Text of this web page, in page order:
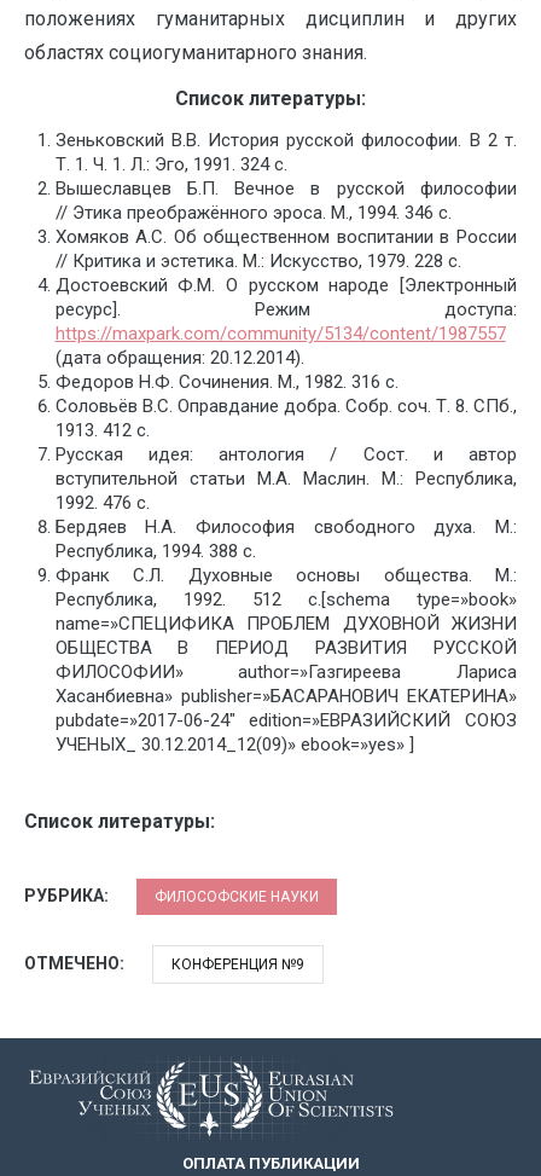
положениях гуманитарных дисциплин и других
областях социогуманитарного знания.
Список литературы:
Зеньковский В.В. История русской философии. В 2 т.
Т. 1. Ч. 1. Л.: Эго, 1991. 324 с.
Вышеславцев Б.П. Вечное в русской философии
// Этика преображённого эроса. М., 1994. 346 с.
Хомяков А.С. Об общественном воспитании в России
// Критика и эстетика. М.: Искусство, 1979. 228 с.
Достоевский Ф.М. О русском народе [Электронный
ресурс]. Режим доступа:
https://maxpark.com/community/5134/content/1987557
(дата обращения: 20.12.2014).
Федоров Н.Ф. Сочинения. М., 1982. 316 с.
Соловьёв В.С. Оправдание добра. Собр. соч. Т. 8. СПб.,
1913. 412 с.
Русская идея: антология / Сост. и автор
вступительной статьи М.А. Маслин. М.: Республика,
1992. 476 с.
Бердяев Н.А. Философия свободного духа. М.:
Республика, 1994. 388 с.
Франк С.Л. Духовные основы общества. М.:
Республика, 1992. 512 с.[schema type=»book»
name=»СПЕЦИФИКА ПРОБЛЕМ ДУХОВНОЙ ЖИЗНИ
ОБЩЕСТВА В ПЕРИОД РАЗВИТИЯ РУССКОЙ
ФИЛОСОФИИ» author=»Газгиреева Лариса
Хасанбиевна» publisher=»БАСАРАНОВИЧ ЕКАТЕРИНА»
pubdate=»2017-06-24″ edition=»ЕВРАЗИЙСКИЙ СОЮЗ
УЧЕНЫХ_ 30.12.2014_12(09)» ebook=»yes» ]
Список литературы:
РУБРИКА: ФИЛОСОФСКИЕ НАУКИ
ОТМЕЧЕНО: КОНФЕРЕНЦИЯ №9
ОПЛАТА ПУБЛИКАЦИИ